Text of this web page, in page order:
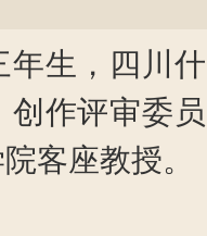
年生，四川
创作评审委
客座教授。